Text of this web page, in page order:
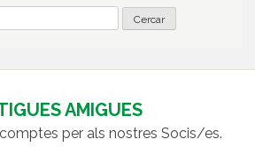
AMIGUES
per als nostres Socis/es.